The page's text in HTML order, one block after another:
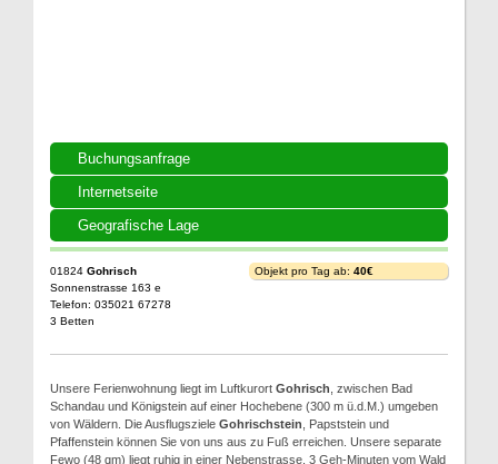
Buchungsanfrage
Internetseite
Geografische Lage
01824 Gohrisch
Sonnenstrasse 163 e
Telefon: 035021 67278
3 Betten
Objekt pro Tag ab: 40€
Unsere Ferienwohnung liegt im Luftkurort Gohrisch , zwischen Bad
Schandau und Königstein auf einer Hochebene (300 m ü.d.M.) umgeben
von Wäldern. Die Ausflugsziele Gohrischstein , Papststein und
Pfaffenstein können Sie von uns aus zu Fuß erreichen. Unsere separate
Fewo (48 qm) liegt ruhig in einer Nebenstrasse, 3 Geh-Minuten vom Wald